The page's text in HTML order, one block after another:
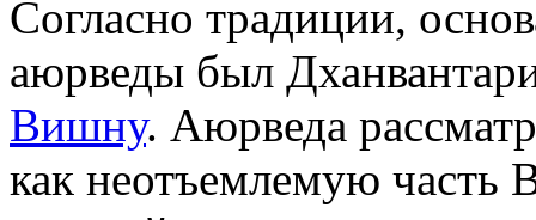
Согласно традиции,
аюрведы был
Вишну. Аюрведа
как неотъемлемую часть